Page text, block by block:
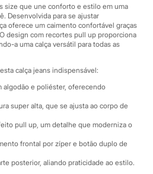
size que une conforto e estilo em uma
Desenvolvida para se ajustar
oferece um caimento confortável graças
design com recortes pull up proporciona
a uma calça versátil para todas as
calça jeans indispensável:
algodão e poliéster, oferecendo
super alta, que se ajusta ao corpo de
pull up, um detalhe que moderniza o
frontal por zíper e botão duplo de
posterior, aliando praticidade ao estilo.